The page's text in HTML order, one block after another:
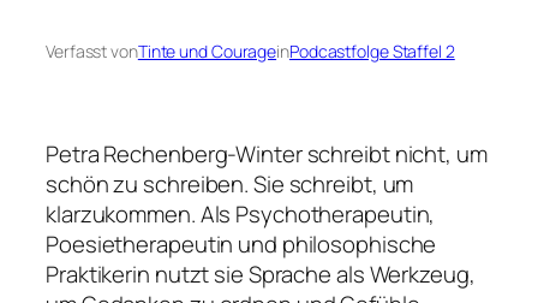
Verfasst vonTinte und CourageinPodcastfolge Staffel 2
Petra Rechenberg-Winter schreibt nicht, um
schön zu schreiben. Sie schreibt, um
klarzukommen. Als Psychotherapeutin,
Poesietherapeutin und philosophische
Praktikerin nutzt sie Sprache als Werkzeug,